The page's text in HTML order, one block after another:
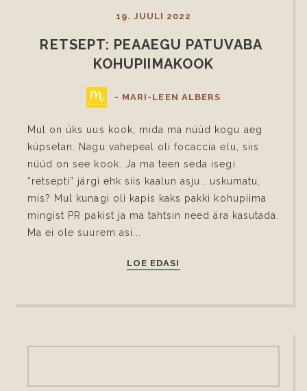
19. JUULI 2022
RETSEPT: PEAAEGU PATUVABA
KOHUPIIMAKOOK
- MARI-LEEN ALBERS
Mul on üks uus kook, mida ma nüüd kogu aeg
küpsetan. Nagu vahepeal oli focaccia elu, siis
nüüd on see kook. Ja ma teen seda isegi
“retsepti” järgi ehk siis kaalun asju.. uskumatu,
mis? Mul kunagi oli kapis kaks pakki kohupiima
mingist PR pakist ja ma tahtsin need ära kasutada.
Ma ei ole suurem asi...
LOE EDASI